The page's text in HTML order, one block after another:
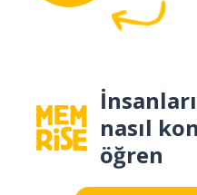
nasıl
öğren